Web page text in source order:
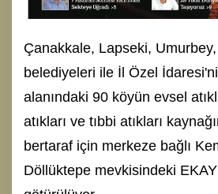
Çanakkale, Lapseki,
belediyeleri ile İl Özel
alanındaki 90 köyün evsel
atıkları ve tıbbi atıkları
bertaraf için merkeze bağlı
Döllüktepe mevkisindeki